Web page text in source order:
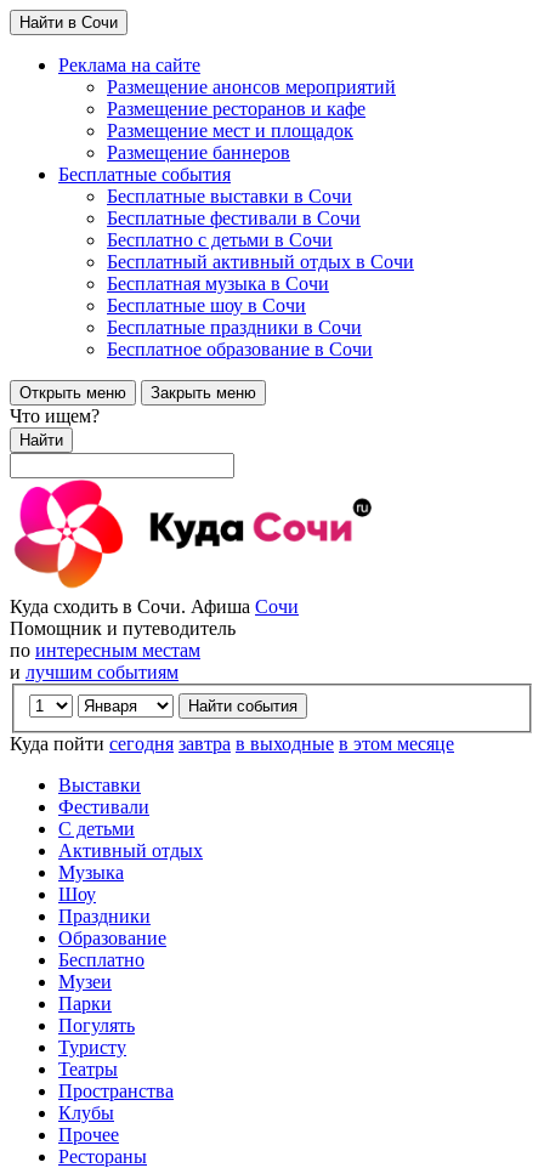
Найти в Сочи
Реклама на сайте
Размещение анонсов мероприятий
Размещение ресторанов и кафе
Размещение мест и площадок
Размещение баннеров
Бесплатные события
Бесплатные выставки в Сочи
Бесплатные фестивали в Сочи
Бесплатно с детьми в Сочи
Бесплатный активный отдых в Сочи
Бесплатная музыка в Сочи
Бесплатные шоу в Сочи
Бесплатные праздники в Сочи
Бесплатное образование в Сочи
Открыть меню Закрыть меню
Что ищем?
Найти
Куда сходить в Сочи. Афиша Сочи
Помощник и путеводитель
по интересным местам
и лучшим событиям
Куда пойти сегодня завтра в выходные в этом месяце
Выставки
Фестивали
С детьми
Активный отдых
Музыка
Шоу
Праздники
Образование
Бесплатно
Музеи
Парки
Погулять
Туристу
Театры
Пространства
Клубы
Прочее
Рестораны